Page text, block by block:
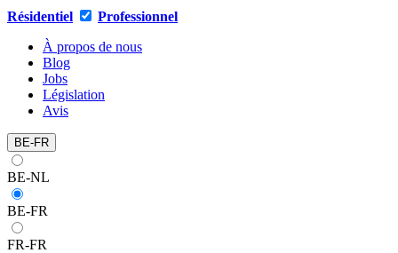
Résidentiel
Professionnel
À propos de nous
Blog
Jobs
Législation
Avis
BE-FR
BE-NL
BE-FR
FR-FR